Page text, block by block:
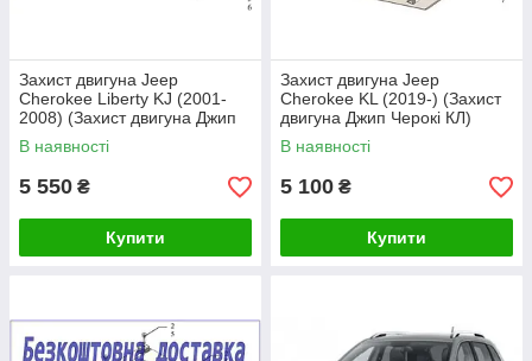
Захист двигуна Jeep
Cherokee Liberty KJ (2001-
2008) (Захист двигуна Джип
Черокі Ліберті ШЖ) Кольчуга
В наявності
5 550 ₴
Купити
Захист двигуна Jeep
Cherokee KL (2019-) (Захист
двигуна Джип Черокі КЛ)
Кольчуга
В наявності
5 100 ₴
Купити